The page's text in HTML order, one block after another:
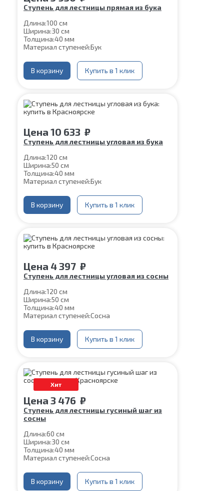
Ступень для лестницы прямая из бука
Длина:100 см
Ширина:30 см
Толщина:40 мм
Материал ступеней:Бук
В корзину Купить в 1 клик
Цена 10 633 ₽
Ступень для лестницы угловая из бука
Длина:120 см
Ширина:50 см
Толщина:40 мм
Материал ступеней:Бук
В корзину Купить в 1 клик
Цена 4 397 ₽
Ступень для лестницы угловая из сосны
Длина:120 см
Ширина:50 см
Толщина:40 мм
Материал ступеней:Сосна
В корзину Купить в 1 клик
Хит
Цена 3 476 ₽
Ступень для лестницы гусиный шаг из
сосны
Длина:60 см
Ширина:30 см
Толщина:40 мм
Материал ступеней:Сосна
В корзину Купить в 1 клик